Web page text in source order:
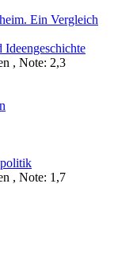
Ein Vergleich
, Note: 2,3
, Note: 1,7